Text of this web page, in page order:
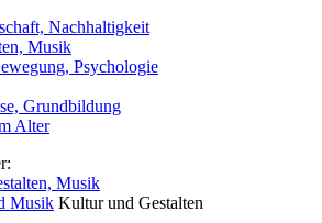
Nachhaltigkeit
Musik
Psychologie
Grundbildung
Alter
Musik
Musik Kultur und Gestalten